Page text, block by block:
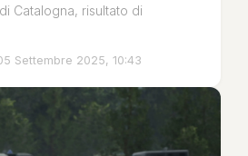
Catalogna, risultato di
Settembre 2025, 10:43